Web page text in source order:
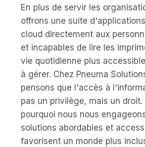
En plus de servir les
offrons une suite
cloud directement aux
et incapables de lire les
vie quotidienne plus
à gérer. Chez Pneuma
pensons que l'accès à
pas un privilège, mais un
pourquoi nous nous
solutions abordables et
favorisent un monde plus